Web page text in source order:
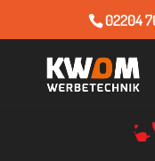
02204